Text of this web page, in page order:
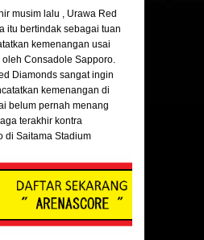
musim lalu , Urawa Red
itu bertindak sebagai tuan
kemenangan usai
Consadole Sapporo.
Diamonds sangat ingin
kemenangan di
belum pernah menang
terakhir kontra
di Saitama Stadium